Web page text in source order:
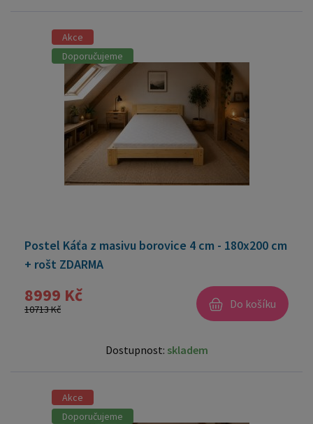
Akce
Doporučujeme
Postel Káťa z masivu borovice 4 cm - 180x200 cm
+ rošt ZDARMA
8999 Kč
10713 Kč Do košíku
Dostupnost: skladem
Akce
Doporučujeme